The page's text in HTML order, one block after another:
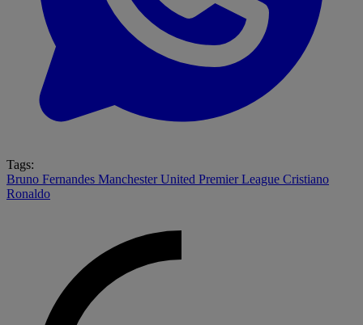
Tags:
Bruno Fernandes Manchester United Premier League Cristiano
Ronaldo